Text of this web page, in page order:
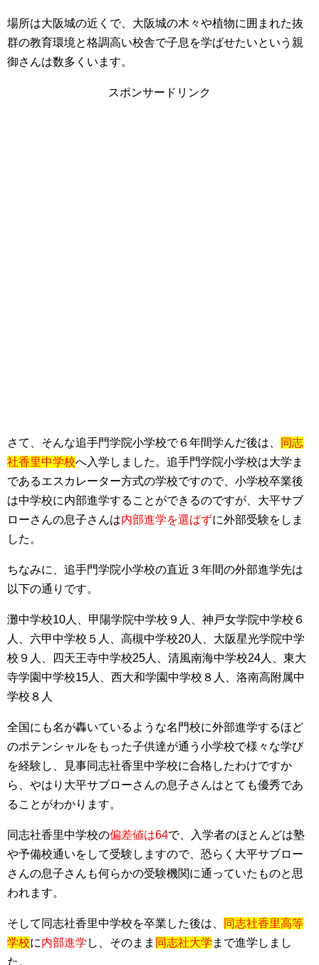
場所は大阪城の近くで、大阪城の木々や植物に囲まれた抜
群の教育環境と格調高い校舎で子息を学ばせたいという親
御さんは数多くいます。
スポンサードリンク
さて、そんな追手門学院小学校で６年間学んだ後は、
同志
社香里中学校へ入学しました。追手門学院小学校は大学ま
であるエスカレーター方式の学校ですので、小学校卒業後
は中学校に内部進学することができるのですが、大平サブ
ローさんの息子さんは内部進学を選ばずに外部受験をしま
した。
ちなみに、追手門学院小学校の直近３年間の外部進学先は
以下の通りです。
灘中学校10人、甲陽学院中学校９人、神戸女学院中学校６
人、六甲中学校５人、高槻中学校20人、大阪星光学院中学
校９人、四天王寺中学校25人、清風南海中学校24人、東大
寺学園中学校15人、西大和学園中学校８人、洛南高附属中
学校８人
全国にも名が轟いているような名門校に外部進学するほど
のポテンシャルをもった子供達が通う小学校で様々な学び
を経験し、見事同志社香里中学校に合格したわけですか
ら、やはり大平サブローさんの息子さんはとても優秀であ
ることがわかります。
同志社香里中学校の偏差値は64で、入学者のほとんどは塾
や予備校通いをして受験しますので、恐らく大平サブロー
さんの息子さんも何らかの受験機関に通っていたものと思
われます。
そして同志社香里中学校を卒業した後は、
同志社香里高等
学校に内部進学 し、そのまま 同志社大学 まで進学しまし
た。